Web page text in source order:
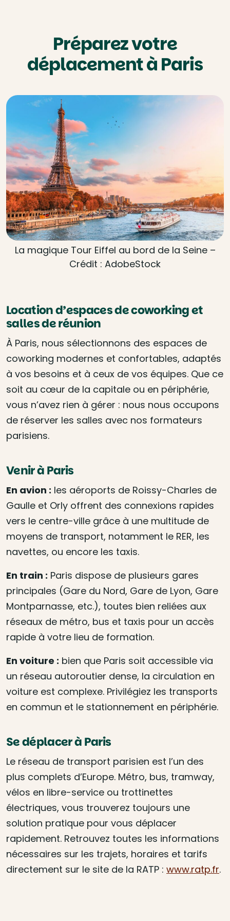
Préparez votre
déplacement à Paris
La magique Tour Eiffel au bord de la Seine –
Crédit : AdobeStock
Location d’espaces de coworking et
salles de réunion
À Paris, nous sélectionnons des espaces de
coworking modernes et confortables, adaptés
à vos besoins et à ceux de vos équipes. Que ce
soit au cœur de la capitale ou en périphérie,
vous n’avez rien à gérer : nous nous occupons
de réserver les salles avec nos formateurs
parisiens.
Venir à Paris
En avion : les aéroports de Roissy-Charles de
Gaulle et Orly offrent des connexions rapides
vers le centre-ville grâce à une multitude de
moyens de transport, notamment le RER, les
navettes, ou encore les taxis.
En train : Paris dispose de plusieurs gares
principales (Gare du Nord, Gare de Lyon, Gare
Montparnasse, etc.), toutes bien reliées aux
réseaux de métro, bus et taxis pour un accès
rapide à votre lieu de formation.
En voiture : bien que Paris soit accessible via
un réseau autoroutier dense, la circulation en
voiture est complexe. Privilégiez les transports
en commun et le stationnement en périphérie.
Se déplacer à Paris
Le réseau de transport parisien est l’un des
plus complets d’Europe. Métro, bus, tramway,
vélos en libre-service ou trottinettes
électriques, vous trouverez toujours une
solution pratique pour vous déplacer
rapidement. Retrouvez toutes les informations
nécessaires sur les trajets, horaires et tarifs
directement sur le site de la RATP : www.ratp.fr.